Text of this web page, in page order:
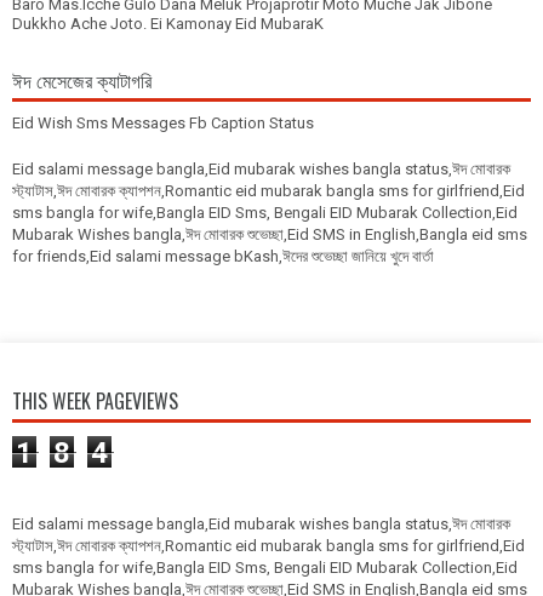
Baro Mas.Icche Gulo Dana Meluk Projaprotir Moto Muche Jak Jibone
Dukkho Ache Joto. Ei Kamonay Eid MubaraK
ঈদ মেসেজের ক্যাটাগরি
Eid Wish Sms Messages Fb Caption Status
Eid salami message bangla,Eid mubarak wishes bangla status,ঈদ মোবারক
স্ট্যাটাস,ঈদ মোবারক ক্যাপশন,Romantic eid mubarak bangla sms for girlfriend,Eid
sms bangla for wife,Bangla EID Sms, Bengali EID Mubarak Collection,Eid
Mubarak Wishes bangla,ঈদ মোবারক শুভেচ্ছা,Eid SMS in English,Bangla eid sms
for friends,Eid salami message bKash,ঈদের শুভেচ্ছা জানিয়ে খুদে বার্তা
THIS WEEK PAGEVIEWS
1 8 4
Eid salami message bangla,Eid mubarak wishes bangla status,ঈদ মোবারক
স্ট্যাটাস,ঈদ মোবারক ক্যাপশন,Romantic eid mubarak bangla sms for girlfriend,Eid
sms bangla for wife,Bangla EID Sms, Bengali EID Mubarak Collection,Eid
Mubarak Wishes bangla,ঈদ মোবারক শুভেচ্ছা,Eid SMS in English,Bangla eid sms